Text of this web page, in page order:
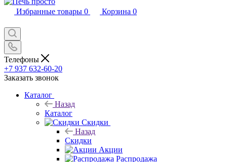
Избранные товары 0 Корзина 0
Телефоны
+7 937 632-60-20
Заказать звонок
Каталог
Назад
Каталог
Скидки
Назад
Скидки
Акции
Распродажа